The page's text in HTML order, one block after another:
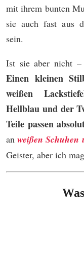
mit ihrem bunten
sie auch fast aus
sein.
Ist sie aber nicht –
Einen kleinen
weißen
Hellblau und der
Teile passen
anweißen Schuhen
Geister, aber ich